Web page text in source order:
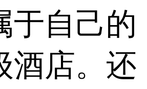
于自己的
酒店。还